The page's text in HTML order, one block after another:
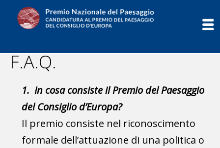
Salta
F.A.Q.
1. In cosa consiste il Premio del Paesaggio
del Consiglio d’Europa?
Il premio consiste nel riconoscimento
formale dell’attuazione di una politica o